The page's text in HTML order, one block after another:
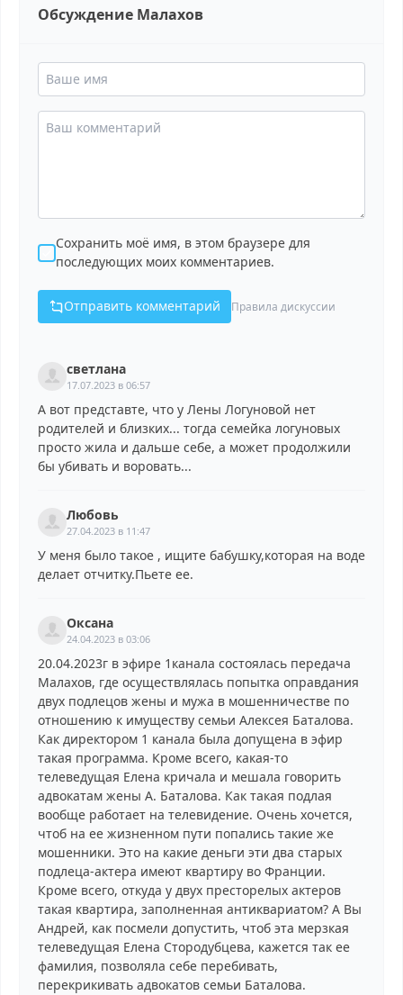
Обсуждение Малахов
Сохранить моё имя, в этом браузере для
последующих моих комментариев.
Отправить комментарий Правила дискуссии
светлана
17.07.2023 в 06:57
А вот представте, что у Лены Логуновой нет
родителей и близких... тогда семейка логуновых
просто жила и дальше себе, а может продолжили
бы убивать и воровать...
Любовь
27.04.2023 в 11:47
У меня было такое , ищите бабушку,которая на воде
делает отчитку.Пьете ее.
Оксана
24.04.2023 в 03:06
20.04.2023г в эфире 1канала состоялась передача
Малахов, где осуществлялась попытка оправдания
двух подлецов жены и мужа в мошенничестве по
отношению к имуществу семьи Алексея Баталова.
Как директором 1 канала была допущена в эфир
такая программа. Кроме всего, какая-то
телеведущая Елена кричала и мешала говорить
адвокатам жены А. Баталова. Как такая подлая
вообще работает на телевидение. Очень хочется,
чтоб на ее жизненном пути попались такие же
мошенники. Это на какие деньги эти два старых
подлеца-актера имеют квартиру во Франции.
Кроме всего, откуда у двух престорелых актеров
такая квартира, заполненная антиквариатом? А Вы
Андрей, как посмели допустить, чтоб эта мерзкая
телеведущая Елена Стородубцева, кажется так ее
фамилия, позволяла себе перебивать,
перекрикивать адвокатов семьи Баталова.